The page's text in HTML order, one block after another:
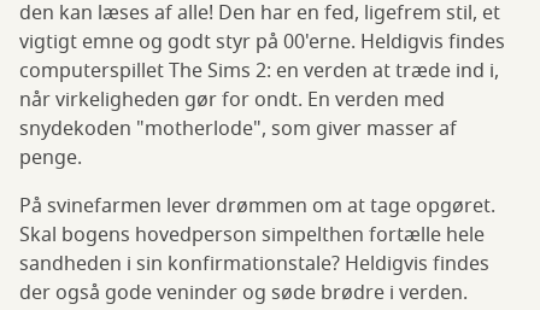
den kan læses af alle! Den har en fed, ligefrem stil, et
vigtigt emne og godt styr på 00'erne. Heldigvis findes
computerspillet The Sims 2: en verden at træde ind i,
når virkeligheden gør for ondt. En verden med
snydekoden "motherlode", som giver masser af
penge.
På svinefarmen lever drømmen om at tage opgøret.
Skal bogens hovedperson simpelthen fortælle hele
sandheden i sin konfirmationstale? Heldigvis findes
der også gode veninder og søde brødre i verden.